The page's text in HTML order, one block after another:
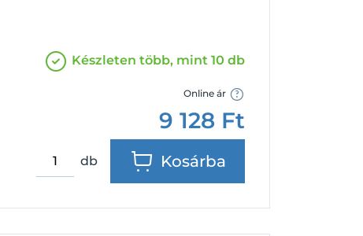
Készleten több, mint 10 db
Online ár
9 128 Ft
db Kosárba